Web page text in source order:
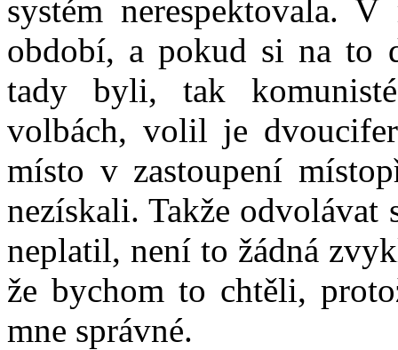
systém nerespektovala.
období, a pokud si na to
tady byli, tak
volbách, volil je
místo v zastoupení
nezískali. Takže
neplatil, není to žádná
že bychom to chtěli,
mne správné.